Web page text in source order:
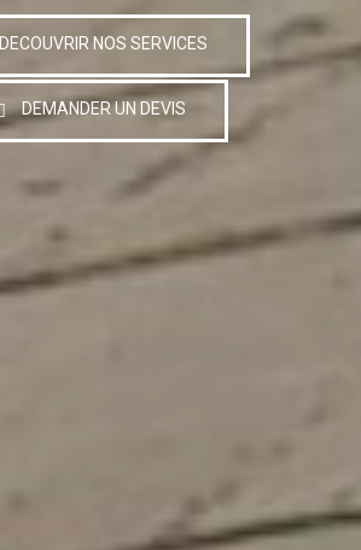
DECOUVRIR NOS SERVICES
DEMANDER UN DEVIS